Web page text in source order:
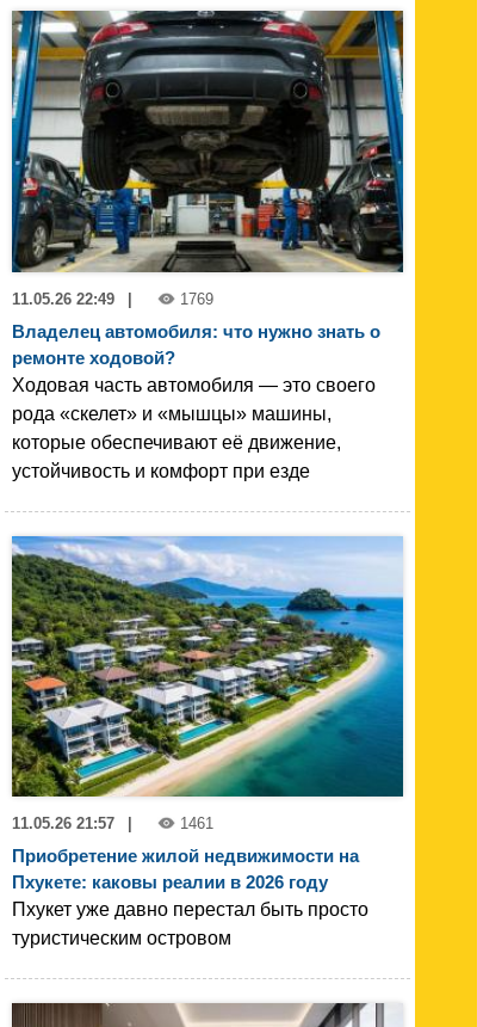
11.05.26 22:49 | 1769
Владелец автомобиля: что нужно знать о
ремонте ходовой?
Ходовая часть автомобиля — это своего
рода «скелет» и «мышцы» машины,
которые обеспечивают её движение,
устойчивость и комфорт при езде
11.05.26 21:57 1461
Приобретение жилой недвижимости на
Пхукете: каковы реалии в 2026 году
Пхукет уже давно перестал быть просто
туристическим островом